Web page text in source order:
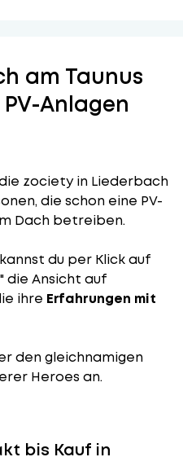
am Taunus
Anlagen
zociety in Liederbach
die schon eine PV-
Dach betreiben.
du per Klick auf
die Ansicht auf
ihre Erfahrungen mit
den gleichnamigen
Heroes an.
bis Kauf in